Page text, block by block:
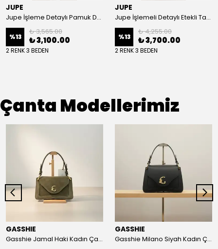
JUPE
Jupe İşleme Detaylı Pamuk Dokulu Kuşaklı Kap 9305
%13
₺ 3,565.00
₺ 3,100.00
2 RENK 3 BEDEN
JUPE
Jupe İşlemeli Detaylı Etekli Takım 8663
%13
₺ 4,255.00
₺ 3,700.00
2 RENK 3 BEDEN
Çanta Modellerimiz
GASSHIE
Gasshie Jamal Haki Kadın Çanta 8644
GASSHIE
Gasshie Milano Siyah Kadın Çanta 8654